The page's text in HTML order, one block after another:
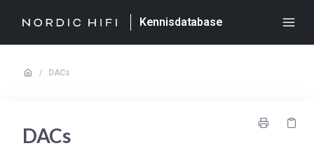
Kennisdatabase
/ DACs
DACs